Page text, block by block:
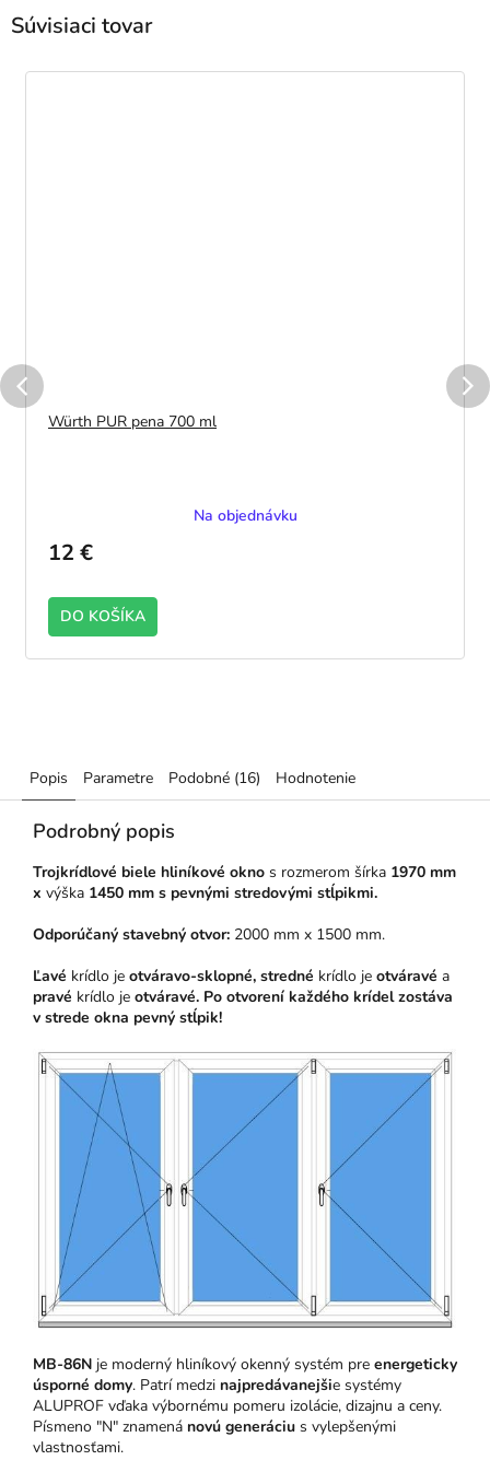
Súvisiaci tovar
Würth PUR pena 700 ml
Na objednávku
12 €
DO KOŠÍKA
Popis Parametre Podobné (16) Hodnotenie
Podrobný popis
Trojkrídlové biele hliníkové okno s rozmerom šírka 1970 mm
x výška 1450 mm s pevnými stredovými stĺpikmi.
Odporúčaný stavebný otvor: 2000 mm x 1500 mm.
Ľavé krídlo je otváravo-sklopné, stredné krídlo je otváravé a
pravé krídlo je otváravé. Po otvorení každého krídel zostáva
v strede okna pevný stĺpik!
MB-86N je moderný hliníkový okenný systém pre energeticky
úsporné domy. Patrí medzi najpredávanejšie systémy
ALUPROF vďaka výbornému pomeru izolácie, dizajnu a ceny.
Písmeno "N" znamená novú generáciu s vylepšenými
vlastnosťami.